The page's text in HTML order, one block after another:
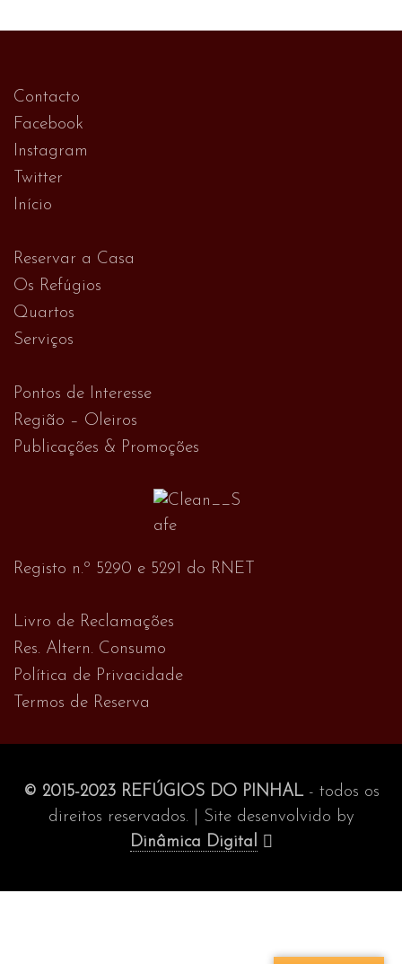
Contacto
Facebook
Instagram
Twitter
Início
Reservar a Casa
Os Refúgios
Quartos
Serviços
Pontos de Interesse
Região – Oleiros
Publicações & Promoções
Registo n.º 5290 e 5291 do RNET
Livro de Reclamações
Res. Altern. Consumo
Política de Privacidade
Termos de Reserva
© 2015-2023 REFÚGIOS DO PINHAL- todos os
direitos reservados. | Site desenvolvido by
Dinâmica Digital